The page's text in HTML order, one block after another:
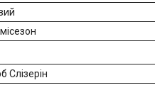
Слізерін